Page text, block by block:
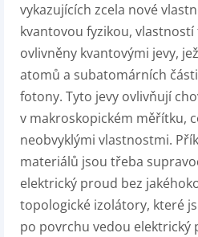
vykazujících zcela nové
kvantovou fyzikou,
ovlivněny kvantovými jevy,
atomů a subatomárních
fotony. Tyto jevy ovlivňují
v makroskopickém měřítku,
neobvyklými vlastnostmi.
materiálů jsou třeba
elektrický proud bez
topologické izolátory, které
po povrchu vedou elektrický